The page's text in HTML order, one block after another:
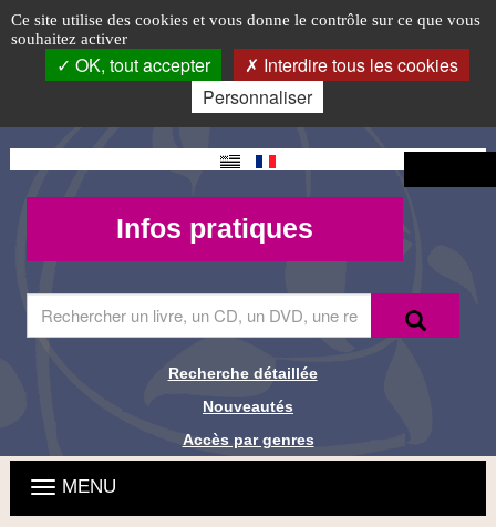
Panneau de gestion des cookies
Ce site utilise des cookies et vous donne le contrôle sur ce que vous
souhaitez activer
OK, tout accepter
Interdire tous les cookies
Personnaliser
Accéder
au
menu
principal
Accéder
au
contenu
Accéder
à
connexion
Atelier
carnet
lecture
Logo
top-
Changement
de langue
Mon
compte -
Infos
pratiques
Infos pratiques
Recherche
site
Recherche détaillée
Nouveautés
Accès par genres
Menu
principal
Ouvrir
la